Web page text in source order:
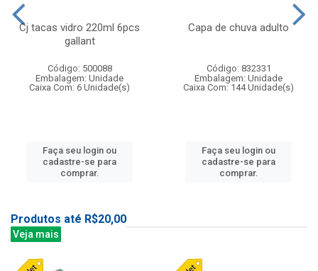
Cj tacas vidro 220ml 6pcs
gallant
Código: 500088
Embalagem: Unidade
Caixa Com: 6 Unidade(s)
Faça seu login ou
cadastre-se para
comprar.
Capa de chuva adulto
Código: 832331
Embalagem: Unidade
Caixa Com: 144 Unidade(s)
Faça seu login ou
cadastre-se para
comprar.
Produtos até R$20,00
Veja mais